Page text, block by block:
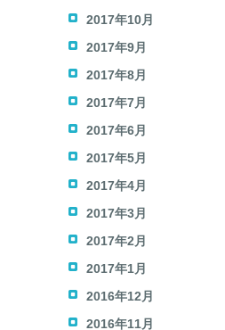
2017年10月
2017年9月
2017年8月
2017年7月
2017年6月
2017年5月
2017年4月
2017年3月
2017年2月
2017年1月
2016年12月
2016年11月